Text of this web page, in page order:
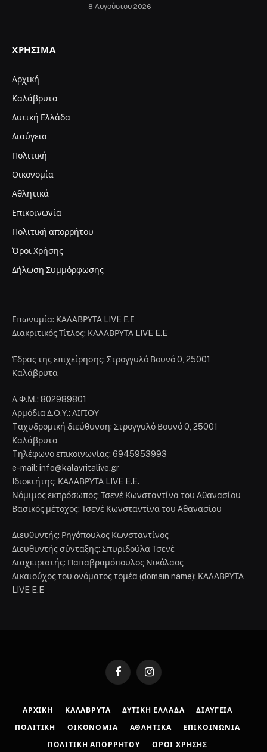
8 Αυγούστου 2026
ΧΡΉΣΙΜΑ
Αρχική
Καλάβρυτα
Δυτική Ελλάδα
Διαύγεια
Πολιτική
Οικονομία
Αθλητικά
Επικοινωνία
Πολιτική απορρήτου
Όροι Χρήσης
Δήλωση Συμμόρφωσης
Επωνυμία: ΚΑΛΑΒΡΥΤΑ LIVE Ε.Ε
Διακριτικός Τίτλος: ΚΑΛΑΒΡΥΤΑ LIVE E.E
Έδρας της επιχείρησης: Στρογγυλό Βουνό 0, 25001
Καλάβρυτα
Α.Φ.Μ.: 802989801
Αρμόδια Δ.Ο.Υ.: ΑΙΓΙΟΥ
Tαχυδρομική διεύθυνση: Στρογγυλό Βουνό 0, 25001
Καλάβρυτα
Tηλέφωνο επικοινωνίας: 6945953993
e-mail: info@kalavritalive.gr
Iδιοκτήτης: ΚΑΛΑΒΡΥΤΑ LIVE E.E.
Νόμιμος εκπρόσωπος: Τσενέ Κωνσταντίνα του Αθανασίου
Βασικός μέτοχος: Τσενέ Κωνσταντίνα του Αθανασίου
Διευθυντής: Ρηγόπουλος Κωνσταντίνος
Διευθυντής σύνταξης: Σπυριδούλα Τσενέ
Διαχειριστής: Παπαβραμόπουλος Νικόλαος
Δικαιούχος του ονόματος τομέα (domain name): ΚΑΛΑΒΡΥΤΑ
LIVE E.E
FacebookInstagram
ΑΡΧΙΚΉ ΚΑΛΆΒΡΥΤΑ ΔΥΤΙΚΉ ΕΛΛΆΔΑ ΔΙΑΎΓΕΙΑ
ΠΟΛΙΤΙΚΉ ΟΙΚΟΝΟΜΊΑ ΑΘΛΗΤΙΚΆ ΕΠΙΚΟΙΝΩΝΊΑ
ΠΟΛΙΤΙΚΉ ΑΠΟΡΡΉΤΟΥ ΌΡΟΙ ΧΡΉΣΗΣ